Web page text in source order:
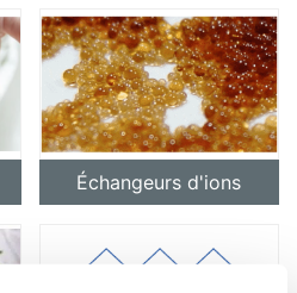
Échangeurs d'ions